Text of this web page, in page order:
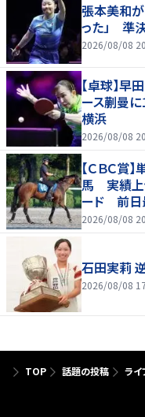
張本美和が
った」 準
2026/08/08
【卓球】
ース蒯曼に
横浜
2026/08/08
【ＣＢＣ賞
馬 実績上
ード 前日
2026/08/08
石田実莉
2026/08/08
TOP 話題の投稿 ライ